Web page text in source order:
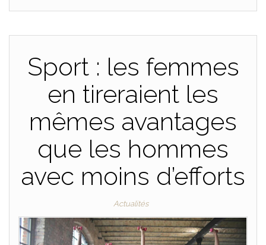
Sport : les femmes
en tireraient les
mêmes avantages
que les hommes
avec moins d’efforts
Actualités